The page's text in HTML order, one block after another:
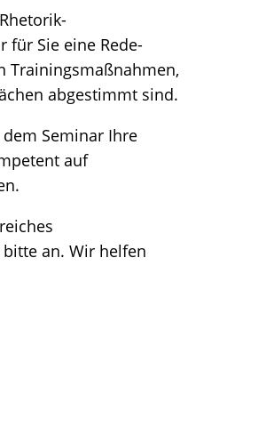
für Sie eine Rede-
Trainingsmaßnahmen,
abgestimmt sind.
Seminar Ihre
auf
an. Wir helfen